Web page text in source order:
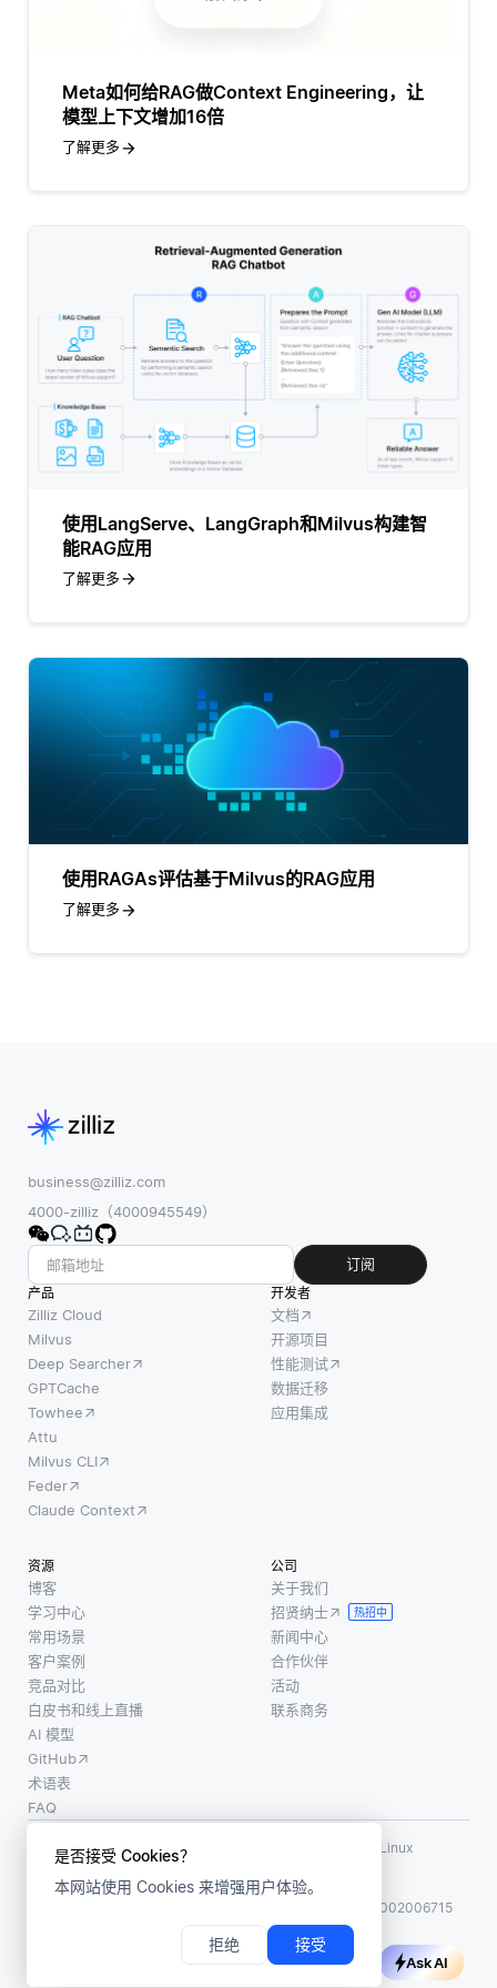
是否接受 Cookies？
本网站使用 Cookies 来增强用户体验。
拒绝 接受
Meta如何给RAG做Context Engineering，让
模型上下文增加16倍
了解更多
使用LangServe、LangGraph和Milvus构建智
能RAG应用
了解更多
使用RAGAs评估基于Milvus的RAG应用
了解更多
business@zilliz.com
4000-zilliz（4000945549）
订阅
产品
Zilliz Cloud
Milvus
Deep Searcher
GPTCache
Towhee
Attu
Milvus CLI
Feder
Claude Context
开发者
文档
开源项目
性能测试
数据迁移
应用集成
资源
博客
学习中心
常用场景
客户案例
竞品对比
白皮书和线上直播
AI 模型
GitHub
术语表
FAQ
公司
关于我们
招贤纳士
热招中
新闻中心
合作伙伴
活动
联系商务
使用条款
LF AI、LF AI & Data、Milvus，以及相关的开源项目名称为 Linux
Foundation 所有商标
版权所有 ©2026 上海赜睿信息科技有限公司保留所有权利
沪公网安备31011002006715
Ask AI